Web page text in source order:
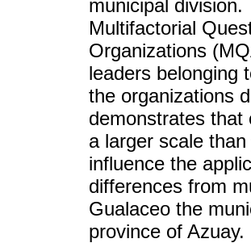
municipal
Multifactorial
Organizations
leaders belonging
the organizations
demonstrates that
a larger scale
influence the
differences from
Gualaceo the
province of Azuay.